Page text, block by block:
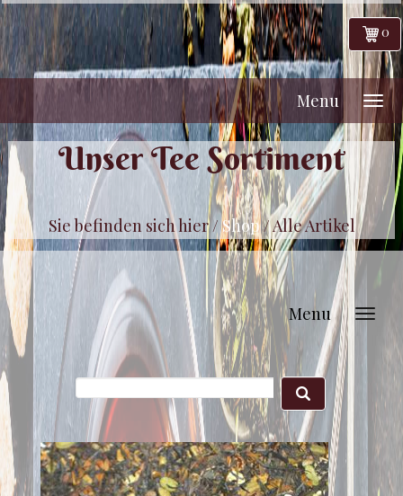
0
Menu
Unser Tee Sortiment
Sie befinden sich hier /Shop/Alle Artikel
Menu